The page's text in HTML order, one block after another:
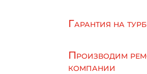
Гарантия на
Производим
компании